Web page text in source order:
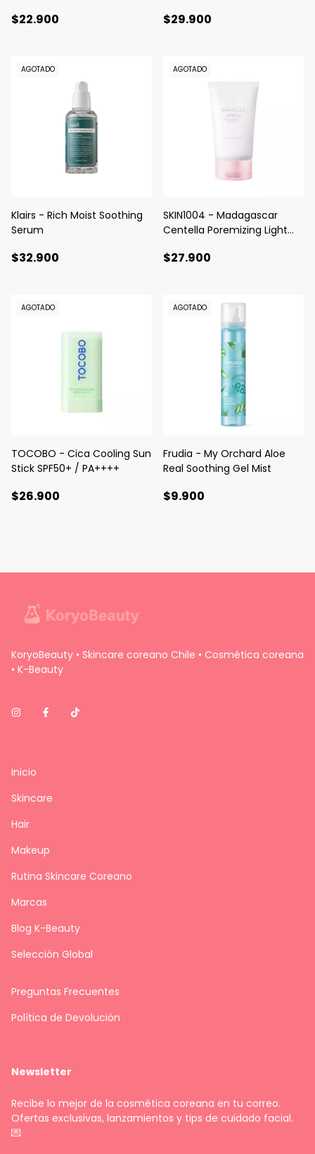
$22.900 $29.900
AGOTADO
Klairs - Rich Moist Soothing
Serum
$32.900
AGOTADO
SKIN1004 - Madagascar
Centella Poremizing Light
$27.900
AGOTADO
TOCOBO - Cica Cooling Sun
Stick SPF50+ / PA++++
$26.900
AGOTADO
Frudia - My Orchard Aloe
Real Soothing Gel Mist
$9.900
KoryoBeauty • Skincare coreano Chile • Cosmética coreana
• K-Beauty
Inicio
Skincare
Hair
Makeup
Rutina Skincare Coreano
Marcas
Blog K-Beauty
Selección Global
Preguntas Frecuentes
Política de Devolución
Newsletter
Recibe lo mejor de la cosmética coreana en tu correo.
Ofertas exclusivas, lanzamientos y tips de cuidado facial.
💌